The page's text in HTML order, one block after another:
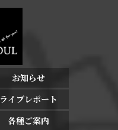
お知らせ
ライブレポート
各種ご案内